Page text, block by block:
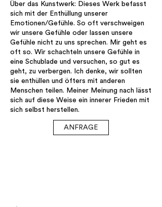
Über das Kunstwerk: Dieses Werk befasst
sich mit der Enthüllung unserer
Emotionen/Gefühle. So oft verschweigen
wir unsere Gefühle oder lassen unsere
Gefühle nicht zu uns sprechen. Mir geht es
oft so. Wir schachteln unsere Gefühle in
eine Schublade und versuchen, so gut es
geht, zu verbergen. Ich denke, wir sollten
sie enthüllen und öfters mit anderen
Menschen teilen. Meiner Meinung nach lässt
sich auf diese Weise ein innerer Frieden mit
sich selbst herstellen.
ANFRAGE